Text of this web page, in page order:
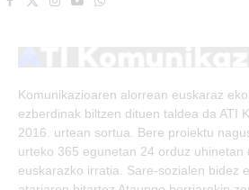
Facebook
X
Instagram
YouTubeWhatsApp
Komunikazioaren alorrean euskaraz
ezberdinak biltzen dituen taldea da ATI
2016. urtean sortua. Bere proiektu
urteko 365 egunetan 24 orduz uhinetan
euskarazko irratia. Sare-sozialen bidez